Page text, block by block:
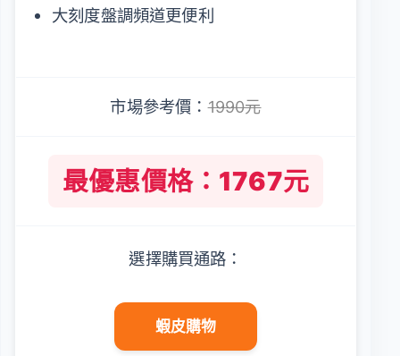
大刻度盤調頻道更便利
市場參考價：1990元
最優惠價格：1767元
選擇購買通路：
蝦皮購物